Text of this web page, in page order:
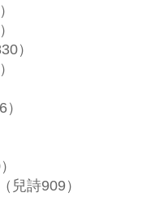
）
兒詩909）